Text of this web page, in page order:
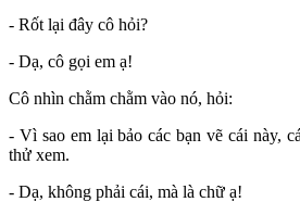
- Rốt lại đây cô hỏi?
- Dạ, cô gọi em ạ!
Cô nhìn chằm chằm vào nó, hỏi:
- Vì sao em lại bảo các bạn vẽ cái này,
thử xem.
- Dạ, không phải cái, mà là chữ ạ!